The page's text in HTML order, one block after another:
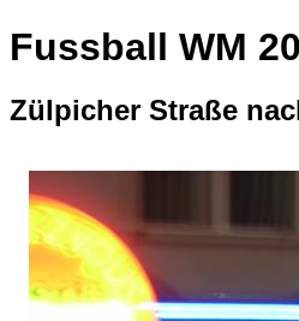
Fussball WM
Zülpicher Straße